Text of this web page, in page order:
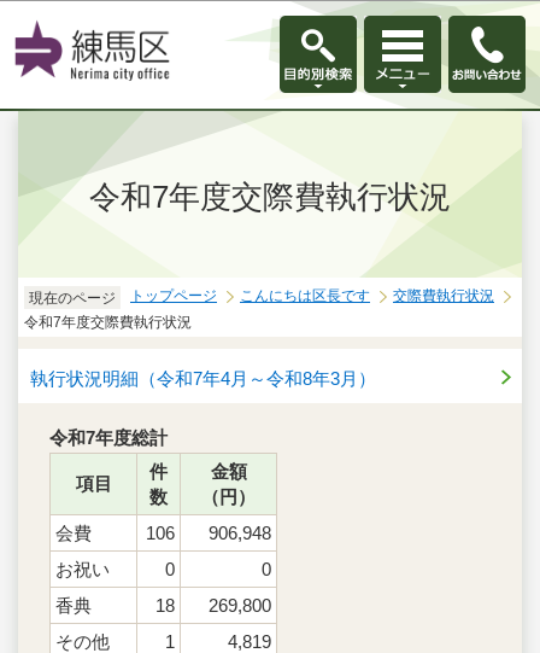
このページの本文へ移動
令和7年度交際費執行状況
現在のページ トップページ こんにちは区長です
交際費執行状況
令和7年度交際費執行状況
執行状況明細（令和7年4月～令和8年3月）
令和7年度総計
項目
件
数
金額
（円）
会費
106
906,948
お祝い
0
0
香典
18
269,800
その他
1
4,819